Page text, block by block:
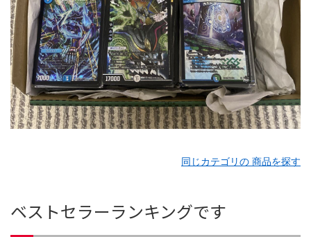
同じカテゴリの 商品を探す
ベストセラーランキングです